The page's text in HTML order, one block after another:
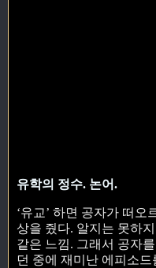
유학의 정수. 논어.
‘유교’ 하면 공자가 떠오
상을 줬다. 알지는 못하
같은 느낌. 그래서 공자
던 중에 재미난 에피소드